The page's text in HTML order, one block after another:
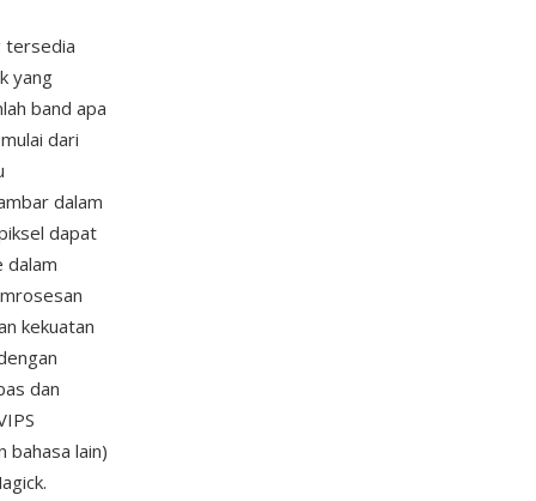
tersedia
yang
band apa
dari
dalam
dapat
dalam
kekuatan
dan
bahasa lain)